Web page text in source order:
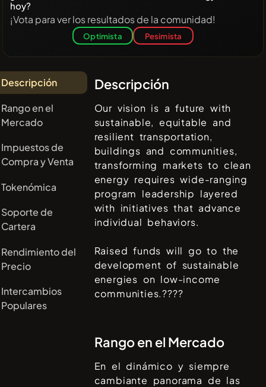
hoy?
¡Vota para ver los resultados de la comunidad!
Optimista Pesimista
Descripción
Rango en el
Mercado
Impuestos de
Compra y Venta
Tokenómica
Soporte de
Cartera
Rendimiento del
Precio
Intercambios
Populares
Descripción
Our vision is a future with
sustainable, equitable and
resilient transportation,
buildings and communities,
transforming markets to clean
energy requires wide-ranging
program leadership layered
with initiatives that advance
individual behaviors.
Raised funds will go to the
development of sustainable
energies on low-income
communities.????
Rango en el Mercado
En el dinámico y siempre
cambiante panorama de las